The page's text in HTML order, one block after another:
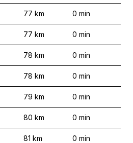
77 km 0 min
77 km 0 min
78 km 0 min
78 km 0 min
79 km 0 min
80 km 0 min
81 km 0 min